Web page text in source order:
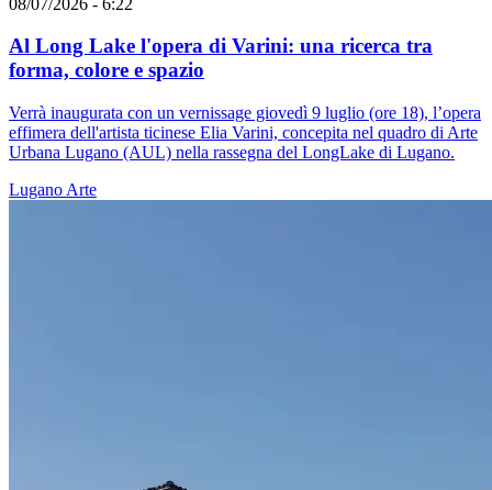
Al Long Lake l'opera di Varini: una ricerca tra
forma, colore e spazio
Verrà inaugurata con un vernissage giovedì 9 luglio (ore 18), l’opera
effimera dell'artista ticinese Elia Varini, concepita nel quadro di Arte
Urbana Lugano (AUL) nella rassegna del LongLake di Lugano.
Lugano Arte